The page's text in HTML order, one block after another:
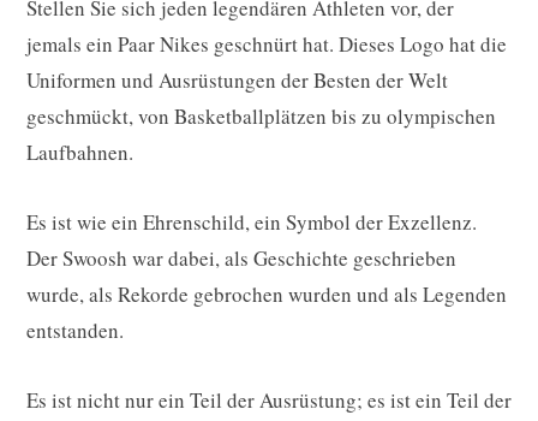
Stellen Sie sich jeden legendären Athleten vor, der
jemals ein Paar Nikes geschnürt hat. Dieses Logo hat die
Uniformen und Ausrüstungen der Besten der Welt
geschmückt, von Basketballplätzen bis zu olympischen
Laufbahnen.
Es ist wie ein Ehrenschild, ein Symbol der Exzellenz.
Der Swoosh war dabei, als Geschichte geschrieben
wurde, als Rekorde gebrochen wurden und als Legenden
entstanden.
Es ist nicht nur ein Teil der Ausrüstung; es ist ein Teil der